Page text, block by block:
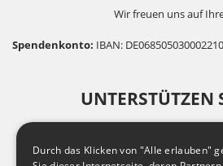
Wir freuen uns auf
Spendenkonto: IBAN:
UNTERSTÜTZEN
indem Sie zusatzkostenfrei auf
Durch das Klicken von "Alle erlauben"